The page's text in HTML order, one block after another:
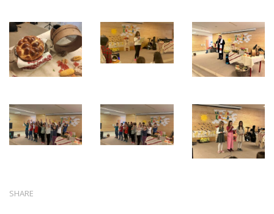
SHARE